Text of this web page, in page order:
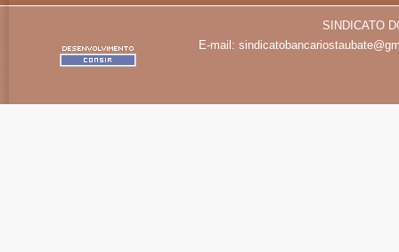
SINDICATO
E-mail: